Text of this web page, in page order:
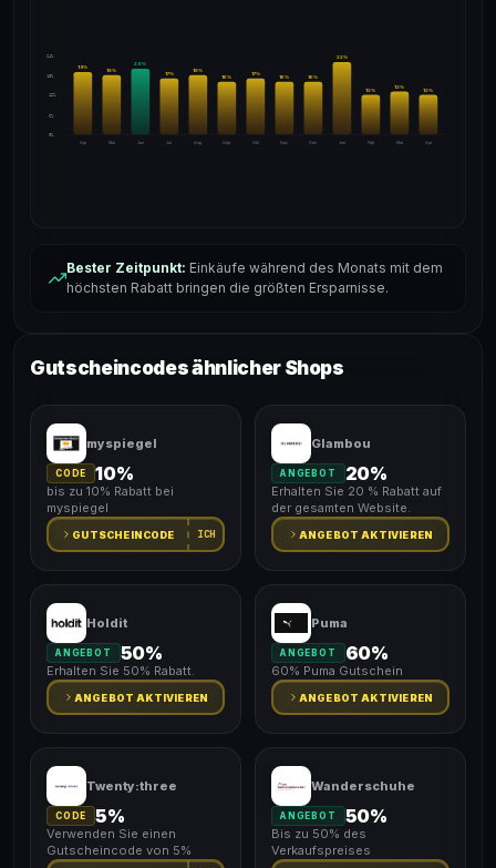
24%
18%
12%
6%
0%
Apr
19%
Mai
18%
Jun
20%
Jul
17%
Aug
18%
Sep
16%
Okt
17%
Nov
16%
Dez
16%
Jan
22%
Feb
12%
Mär
13%
Apr
12%
Bester Zeitpunkt: Einkäufe während des Monats mit dem
höchsten Rabatt bringen die größten Ersparnisse.
Gutscheincodes ähnlicher Shops
myspiegel
CODE 10%
bis zu 10% Rabatt bei
myspiegel
GUTSCHEINCODE ICH
Glambou
ANGEBOT 20%
Erhalten Sie 20 % Rabatt auf
der gesamten Website.
ANGEBOT AKTIVIEREN
Holdit
ANGEBOT 50%
Erhalten Sie 50% Rabatt.
ANGEBOT AKTIVIEREN
Puma
ANGEBOT 60%
60% Puma Gutschein
ANGEBOT AKTIVIEREN
Twenty:three
CODE 5%
Verwenden Sie einen
Gutscheincode von 5%
Wanderschuhe
ANGEBOT 50%
Bis zu 50% des
Verkaufspreises